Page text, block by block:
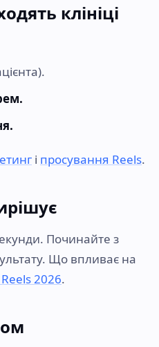
клініці
і просування Reels.
Починайте з
Що впливає на
2026.